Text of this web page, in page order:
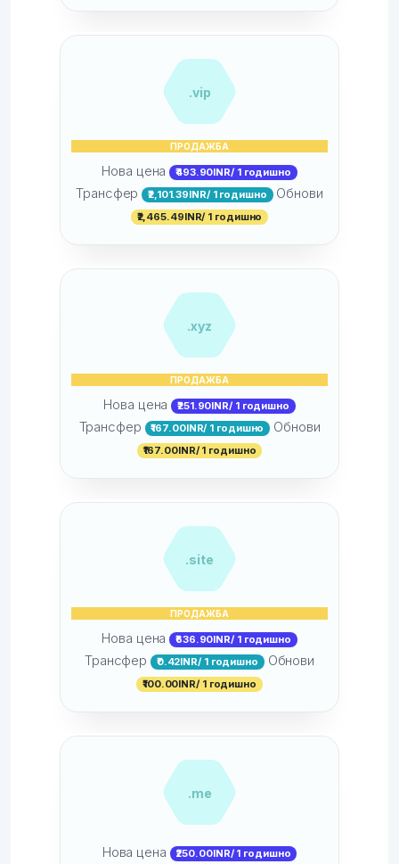
.vip
ПРОДАЖБА
Нова цена ₹493.90INR/ 1 годишно
Трансфер ₹2,101.39INR/ 1 годишно Обнови
₹2,465.49INR/ 1 годишно
.xyz
ПРОДАЖБА
Нова цена ₹251.90INR/ 1 годишно
Трансфер ₹167.00INR/ 1 годишно Обнови
₹167.00INR/ 1 годишно
.site
ПРОДАЖБА
Нова цена ₹636.90INR/ 1 годишно
Трансфер ₹0.42INR/ 1 годишно Обнови
₹100.00INR/ 1 годишно
.me
Нова цена ₹250.00INR/ 1 годишно